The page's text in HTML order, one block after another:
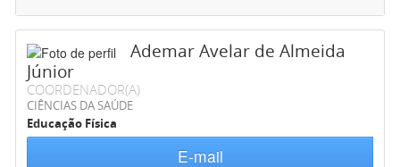
Ademar Avelar de Almeida
Júnior
COORDENADOR(A)
CIÊNCIAS DA SAÚDE
Educação Física
E-mail